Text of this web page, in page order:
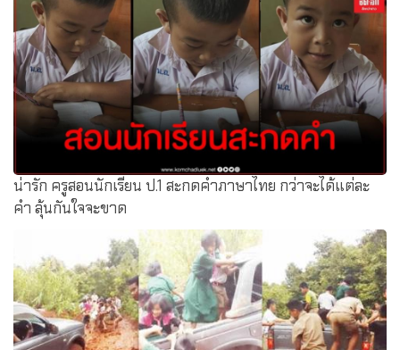
น่ารัก ครูสอนนักเรียน ป.1 สะกดคำภาษาไทย กว่าจะได้แต่ละ
คำ ลุ้นกันใจจะขาด